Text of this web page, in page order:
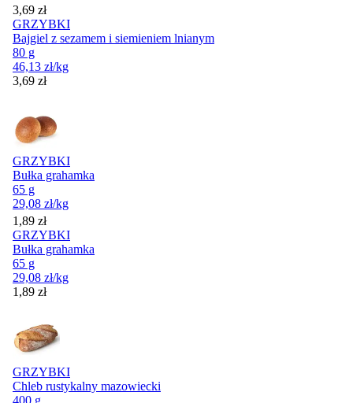
Cena
3,69 zł
GRZYBKI
Bajgiel z sezamem i siemieniem lnianym
80 g
46,13 zł/kg
Cena
3,69 zł
GRZYBKI
Bułka grahamka
65 g
29,08 zł/kg
Cena
1,89 zł
GRZYBKI
Bułka grahamka
65 g
29,08 zł/kg
Cena
1,89 zł
GRZYBKI
Chleb rustykalny mazowiecki
400 g